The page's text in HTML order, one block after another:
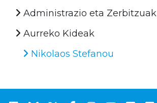
Administrazio eta Zerbitzuak
Aurreko Kideak
Nikolaos Stefanou